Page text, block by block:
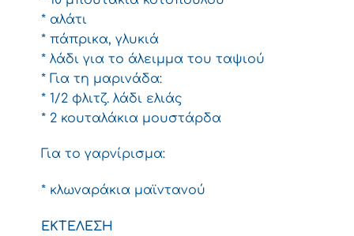
* αλάτι
* πάπρικα, γλυκιά
* λάδι για το άλειμμα του ταψιού
* Για τη μαρινάδα:
* 1/2 φλιτζ. λάδι ελιάς
* 2 κουταλάκια μουστάρδα
Για το γαρνίρισμα:
* κλωναράκια μαϊντανού
ΕΚΤΕΛΕΣΗ